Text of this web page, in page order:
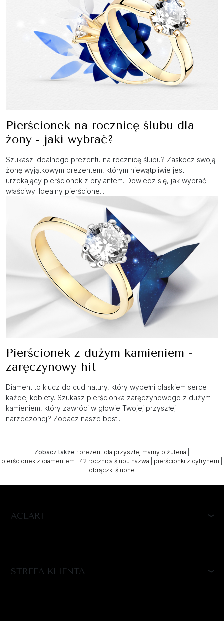
Pierścionek na rocznicę ślubu dla
żony - jaki wybrać?
Szukasz idealnego prezentu na rocznicę ślubu? Zaskocz swoją
żonę wyjątkowym prezentem, którym niewątpliwie jest
urzekający pierścionek z brylantem. Dowiedz się, jak wybrać
właściwy! Idealny pierścione...
Pierścionek z dużym kamieniem -
zaręczynowy hit
Diament to klucz do cud natury, który wypełni blaskiem serce
każdej kobiety. Szukasz pierścionka zaręczynowego z dużym
kamieniem, który zawróci w głowie Twojej przyszłej
narzeczonej? Zobacz nasze best...
Zobacz także : prezent dla przyszłej mamy biżuteria
pierścionek.z diamentem
42 rocznica ślubu nazwa pierścionki z cytrynem
obrączki ślubne
ACLARI
STREFA KLIENTA